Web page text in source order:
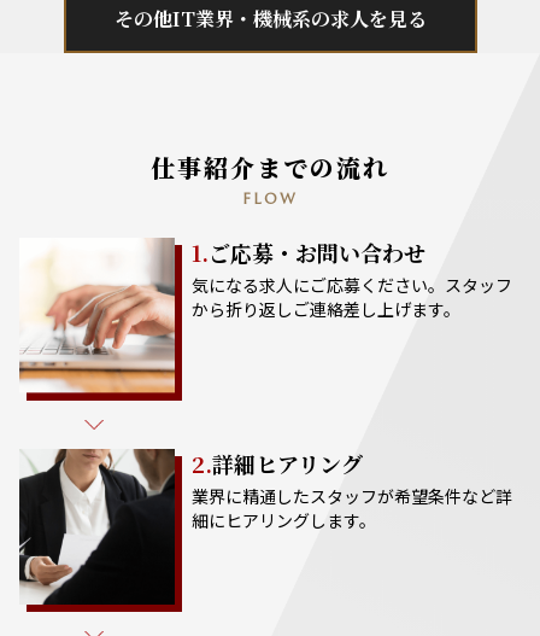
その他IT業界・機械系の求人を見る
仕事紹介までの流れ
FLOW
1.ご応募・お問い合わせ
気になる求人にご応募ください。スタッフ
から折り返しご連絡差し上げます。
2.詳細ヒアリング
業界に精通したスタッフが希望条件など詳
細にヒアリングします。